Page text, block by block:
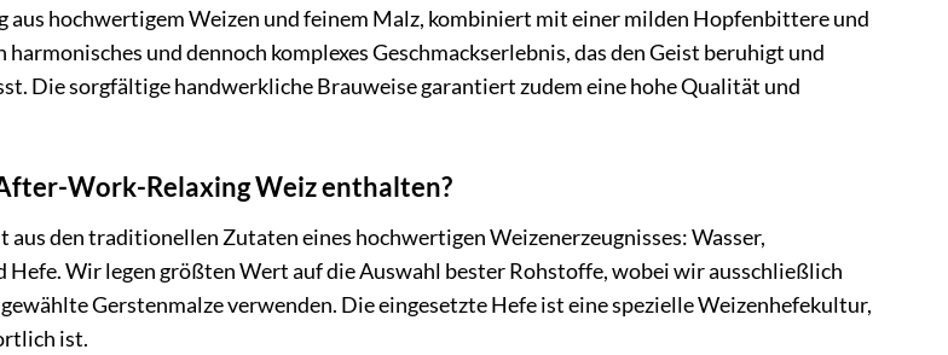
aus hochwertigem Weizen und feinem Malz, kombiniert mit einer milden Hopfenbittere und
und dennoch komplexes Geschmackserlebnis, das den Geist beruhigt und
Die sorgfältige handwerkliche Brauweise garantiert zudem eine hohe Qualität und
Work-Relaxing Weiz enthalten?
den traditionellen Zutaten eines hochwertigen Weizenerzeugnisses: Wasser,
Hefe. Wir legen größten Wert auf die Auswahl bester Rohstoffe, wobei wir ausschließlich
Gerstenmalze verwenden. Die eingesetzte Hefe ist eine spezielle Weizenhefekultur,
ist.